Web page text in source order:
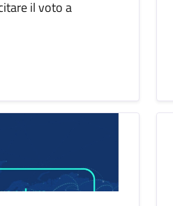
il voto a